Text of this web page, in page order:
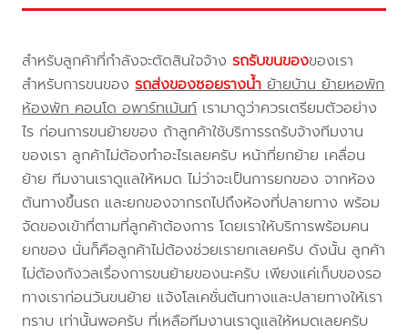
สำหรับลูกค้าที่กำลังจะตัดสินใจจ้างรถรับขนของของเรา
สำหรับการขนของรถส่งของซอยรางน้ำย้ายบ้าน ย้ายหอพัก
ห้องพัก คอนโด อพาร์ทเม้นท์เรามาดูว่าควรเตรียมตัวอย่าง
ไร ก่อนการขนย้ายของ ถ้าลูกค้าใช้บริการรถรับจ้างทีมงาน
ของเรา ลูกค้าไม่ต้องทำอะไรเลยครับ หน้าที่ยกย้าย เคลื่อน
ย้าย ทีมงานเราดูแลให้หมด ไม่ว่าจะเป็นการยกของ จากห้อง
ต้นทางขึ้นรถ และยกของจากรถไปถึงห้องที่ปลายทาง พร้อม
จัดของเข้าที่ตามที่ลูกค้าต้องการ โดยเราให้บริการพร้อมคน
ยกของ นั่นก็คือลูกค้าไม่ต้องช่วยเรายกเลยครับ ดังนั้น ลูกค้า
ไม่ต้องกังวลเรื่องการขนย้ายของนะครับ เพียงแค่เก็บของรอ
ทางเราก่อนวันขนย้าย แจ้งโลเคชั่นต้นทางและปลายทางให้เรา
ทราบ เท่านั้นพอครับ ที่เหลือทีมงานเราดูแลให้หมดเลยครับ